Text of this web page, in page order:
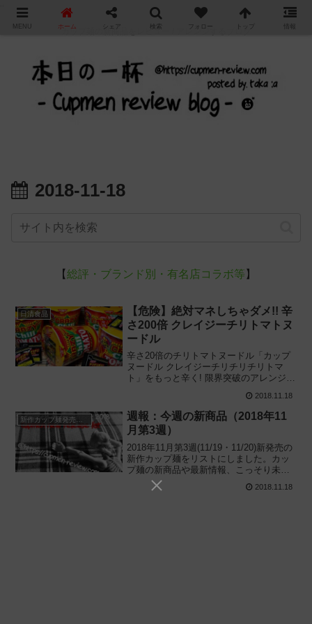
カップ麺の新商品をレビュー / アレンジするブログ
2018-11-18
【総評・ブランド別・有名店コラボ等 】
日清食品
【危険】絶対マネしちゃダメ!! 辛
さ200倍 クレイジーチリトマトヌ
ードル
辛さ20倍のチリトマトヌードル「カップ
ヌードル クレイジーチリチリチリトマ
ト」をもっと辛く! 限界突破のアレンジで
イルを10袋入れたらどうなるか‥3段階に
分けて詳しく解説します。
2018.11.18
週報：今週の新商品（2018年11
月第3週）
2018年11月第3週(11/19・11/20)新発売の
新作カップ麺をリストにしました。カッ
プ麺の新商品や最新情報、こっそり未発
表のタイトルも公開しているので、カッ
プ麺の新製品や新しいニュースが気にな
2018.11.18
MENU ホーム シェア 検索 フォロー トップ 情報